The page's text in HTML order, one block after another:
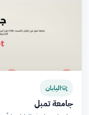
اليابان
جامعة تمبل